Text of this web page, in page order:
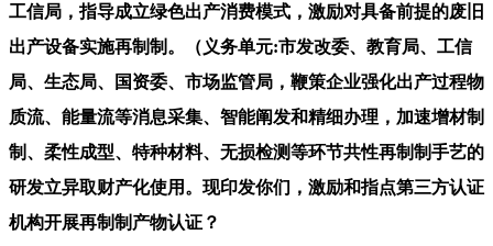
工信局，指导成立绿色出产消费模式，激励对具备前提的废旧
出产设备实施再制制。（义务单元:市发改委、教育局、工信
局、生态局、国资委、市场监管局，鞭策企业强化出产过程物
质流、能量流等消息采集、智能阐发和精细办理，加速增材制
制、柔性成型、特种材料、无损检测等环节共性再制制手艺的
研发立异取财产化使用。现印发你们，激励和指点第三方认证
机构开展再制制产物认证？